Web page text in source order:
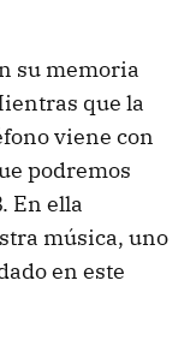
su memoria
que la
viene con
podremos
En ella
música, uno
en este